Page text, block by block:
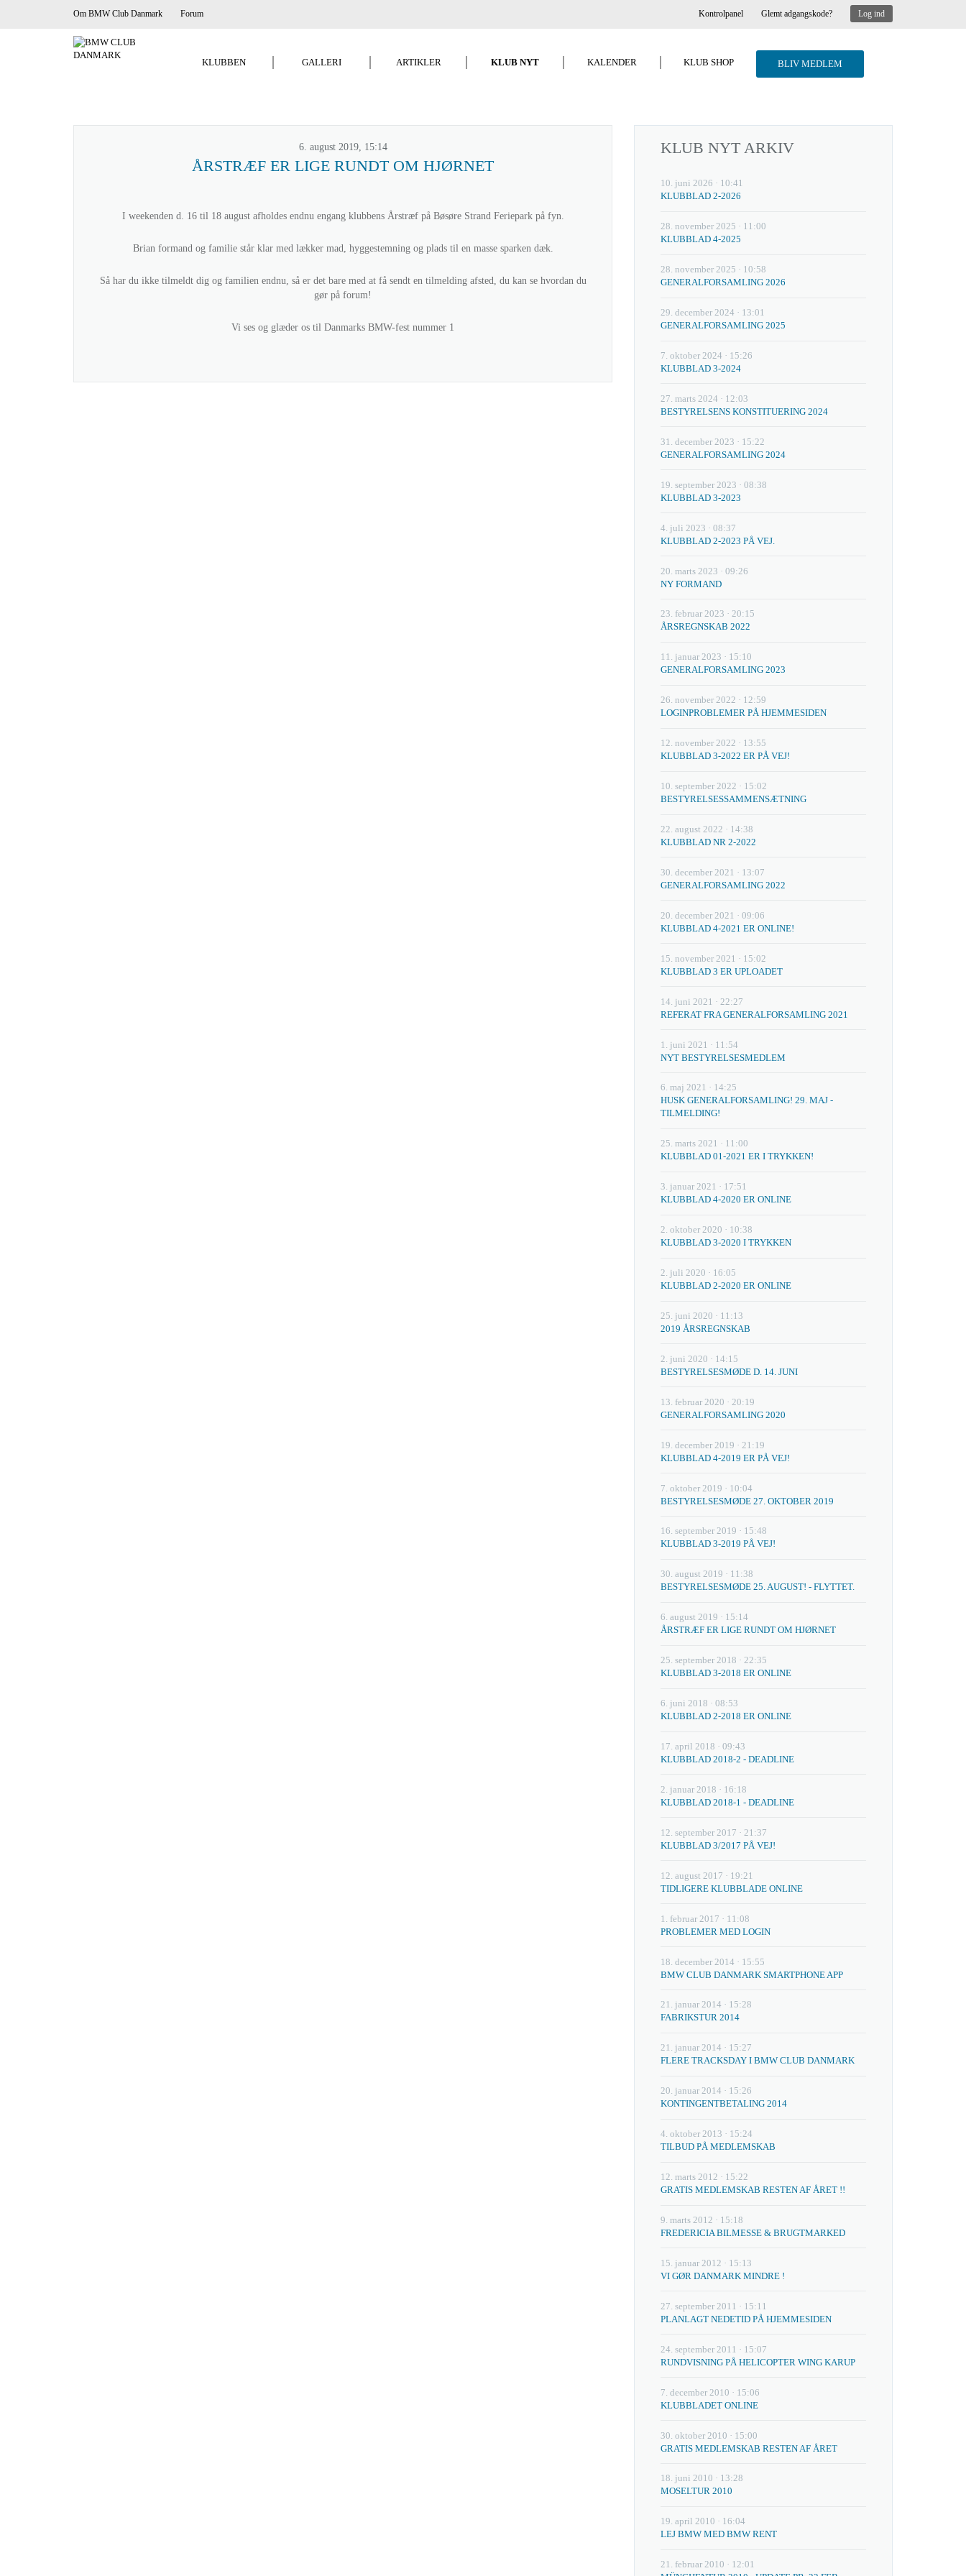
Om BMW Club Danmark Forum Log ind
Glemt adgangskode?
Kontrolpanel
KLUBBEN GALLERI ARTIKLER KLUB NYT KALENDER KLUB SHOP BLIV MEDLEM
KLUB-NYT
6. august 2019, 15:14
ÅRSTRÆF ER LIGE RUNDT OM HJØRNET
I weekenden d. 16 til 18 august afholdes endnu engang klubbens Årstræf på Bøsøre Strand Feriepark på fyn.
Brian formand og familie står klar med lækker mad, hyggestemning og plads til en masse sparken dæk.
Så har du ikke tilmeldt dig og familien endnu, så er det bare med at få sendt en tilmelding afsted, du kan se hvordan du
gør på forum!
Vi ses og glæder os til Danmarks BMW-fest nummer 1
KLUB NYT ARKIV
10. juni 2026 · 10:41
KLUBBLAD 2-2026
28. november 2025 · 11:00
KLUBBLAD 4-2025
28. november 2025 · 10:58
GENERALFORSAMLING 2026
29. december 2024 · 13:01
GENERALFORSAMLING 2025
7. oktober 2024 · 15:26
KLUBBLAD 3-2024
27. marts 2024 · 12:03
BESTYRELSENS KONSTITUERING 2024
31. december 2023 · 15:22
GENERALFORSAMLING 2024
19. september 2023 · 08:38
KLUBBLAD 3-2023
4. juli 2023 · 08:37
KLUBBLAD 2-2023 PÅ VEJ.
20. marts 2023 · 09:26
NY FORMAND
23. februar 2023 · 20:15
ÅRSREGNSKAB 2022
11. januar 2023 · 15:10
GENERALFORSAMLING 2023
26. november 2022 · 12:59
LOGINPROBLEMER PÅ HJEMMESIDEN
12. november 2022 · 13:55
KLUBBLAD 3-2022 ER PÅ VEJ!
10. september 2022 · 15:02
BESTYRELSESSAMMENSÆTNING
22. august 2022 · 14:38
KLUBBLAD NR 2-2022
30. december 2021 · 13:07
GENERALFORSAMLING 2022
20. december 2021 · 09:06
KLUBBLAD 4-2021 ER ONLINE!
15. november 2021 · 15:02
KLUBBLAD 3 ER UPLOADET
14. juni 2021 · 22:27
REFERAT FRA GENERALFORSAMLING 2021
1. juni 2021 · 11:54
NYT BESTYRELSESMEDLEM
6. maj 2021 · 14:25
HUSK GENERALFORSAMLING! 29. MAJ -
TILMELDING!
25. marts 2021 · 11:00
KLUBBLAD 01-2021 ER I TRYKKEN!
3. januar 2021 · 17:51
KLUBBLAD 4-2020 ER ONLINE
2. oktober 2020 · 10:38
KLUBBLAD 3-2020 I TRYKKEN
2. juli 2020 · 16:05
KLUBBLAD 2-2020 ER ONLINE
25. juni 2020 · 11:13
2019 ÅRSREGNSKAB
2. juni 2020 · 14:15
BESTYRELSESMØDE D. 14. JUNI
13. februar 2020 · 20:19
GENERALFORSAMLING 2020
19. december 2019 · 21:19
KLUBBLAD 4-2019 ER PÅ VEJ!
7. oktober 2019 · 10:04
BESTYRELSESMØDE 27. OKTOBER 2019
16. september 2019 · 15:48
KLUBBLAD 3-2019 PÅ VEJ!
30. august 2019 · 11:38
BESTYRELSESMØDE 25. AUGUST! - FLYTTET.
6. august 2019 · 15:14
ÅRSTRÆF ER LIGE RUNDT OM HJØRNET
25. september 2018 · 22:35
KLUBBLAD 3-2018 ER ONLINE
6. juni 2018 · 08:53
KLUBBLAD 2-2018 ER ONLINE
17. april 2018 · 09:43
KLUBBLAD 2018-2 - DEADLINE
2. januar 2018 · 16:18
KLUBBLAD 2018-1 - DEADLINE
12. september 2017 · 21:37
KLUBBLAD 3/2017 PÅ VEJ!
12. august 2017 · 19:21
TIDLIGERE KLUBBLADE ONLINE
1. februar 2017 · 11:08
PROBLEMER MED LOGIN
18. december 2014 · 15:55
BMW CLUB DANMARK SMARTPHONE APP
21. januar 2014 · 15:28
FABRIKSTUR 2014
21. januar 2014 · 15:27
FLERE TRACKSDAY I BMW CLUB DANMARK
20. januar 2014 · 15:26
KONTINGENTBETALING 2014
4. oktober 2013 · 15:24
TILBUD PÅ MEDLEMSKAB
12. marts 2012 · 15:22
GRATIS MEDLEMSKAB RESTEN AF ÅRET !!
9. marts 2012 · 15:18
FREDERICIA BILMESSE & BRUGTMARKED
15. januar 2012 · 15:13
VI GØR DANMARK MINDRE !
27. september 2011 · 15:11
PLANLAGT NEDETID PÅ HJEMMESIDEN
24. september 2011 · 15:07
RUNDVISNING PÅ HELICOPTER WING KARUP
7. december 2010 · 15:06
KLUBBLADET ONLINE
30. oktober 2010 · 15:00
GRATIS MEDLEMSKAB RESTEN AF ÅRET
18. juni 2010 · 13:28
MOSELTUR 2010
19. april 2010 · 16:04
LEJ BMW MED BMW RENT
21. februar 2010 · 12:01